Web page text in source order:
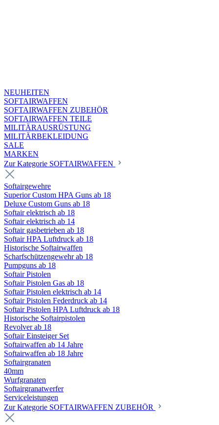
NEUHEITEN
SOFTAIRWAFFEN
SOFTAIRWAFFEN ZUBEHÖR
SOFTAIRWAFFEN TEILE
MILITÄRAUSRÜSTUNG
MILITÄRBEKLEIDUNG
SALE
MARKEN
Zur Kategorie SOFTAIRWAFFEN
Softairgewehre
Superior Custom HPA Guns ab 18
Deluxe Custom Guns ab 18
Softair elektrisch ab 18
Softair elektrisch ab 14
Softair gasbetrieben ab 18
Softair HPA Luftdruck ab 18
Historische Softairwaffen
Scharfschützengewehr ab 18
Pumpguns ab 18
Softair Pistolen
Softair Pistolen Gas ab 18
Softair Pistolen elektrisch ab 14
Softair Pistolen Federdruck ab 14
Softair Pistolen HPA Luftdruck ab 18
Historische Softairpistolen
Revolver ab 18
Softair Einsteiger Set
Softairwaffen ab 14 Jahre
Softairwaffen ab 18 Jahre
Softairgranaten
40mm
Wurfgranaten
Softairgranatwerfer
Serviceleistungen
Zur Kategorie SOFTAIRWAFFEN ZUBEHÖR